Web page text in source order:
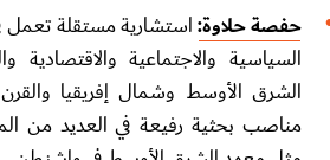
حفصة حلاوة:استشارية مستقلة تعمل
السياسية والاجتماعية والاقتصادية
الشرق الأوسط وشمال إفريقيا
مناصب بحثية رفيعة في العديد من